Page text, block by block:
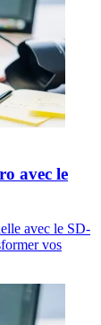
avec le
avec le SD-
vos